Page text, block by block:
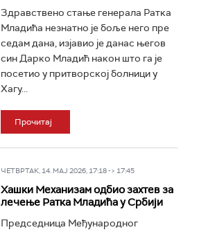
Здравствено стање генерала Ратка
Младића незнатно је боље него пре
седам дана, изјавио је данас његов
син Дарко Младић након што га је
посетио у притворској болници у
Хагу...
Прочитај
ЧЕТВРТАК, 14. МАЈ 2026, 17:18 -> 17:45
Хашки Механизам одбио захтев за
лечење Ратка Младића у Србији
Председница Међународног